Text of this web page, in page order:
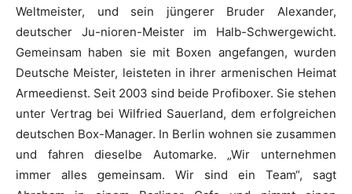
Weltmeister, und sein jüngerer Bruder Alexander,
deutscher Ju-nioren-Meister im Halb-Schwergewicht.
Gemeinsam haben sie mit Boxen angefangen, wurden
Deutsche Meister, leisteten in ihrer armenischen Heimat
Armeedienst. Seit 2003 sind beide Profiboxer. Sie stehen
unter Vertrag bei Wilfried Sauerland, dem erfolgreichen
deutschen Box-Manager. In Berlin wohnen sie zusammen
und fahren dieselbe Automarke. „Wir unternehmen
immer alles gemeinsam. Wir sind ein Team“, sagt